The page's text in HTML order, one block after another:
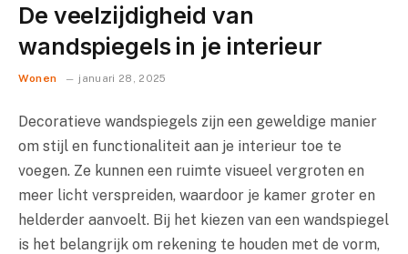
De veelzijdigheid van
wandspiegels in je interieur
Wonen januari 28, 2025
Decoratieve wandspiegels zijn een geweldige manier
om stijl en functionaliteit aan je interieur toe te
voegen. Ze kunnen een ruimte visueel vergroten en
meer licht verspreiden, waardoor je kamer groter en
helderder aanvoelt. Bij het kiezen van een wandspiegel
is het belangrijk om rekening te houden met de vorm,